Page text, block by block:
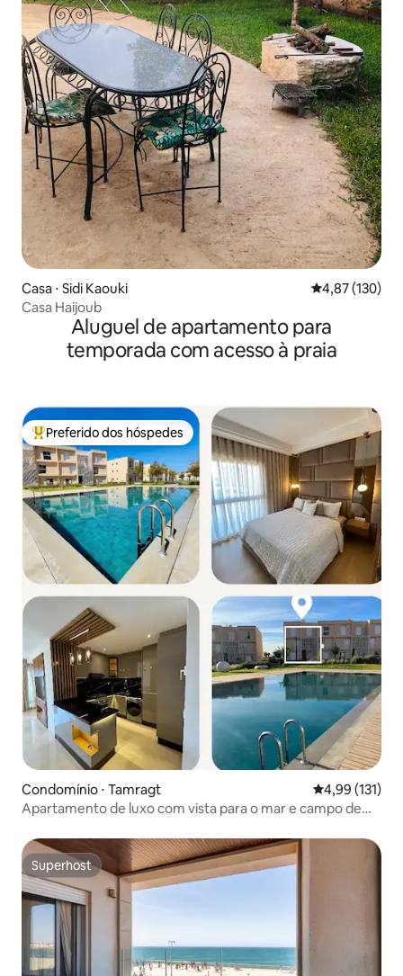
Casa ⋅ Sidi Kaouki 4,87 de uma
4,87 (130)
Casa Haijoub
Aluguel de apartamento para
temporada com acesso à praia
Entre os melhores preferidos dos hóspedes
Preferido dos hóspedes
Condomínio ⋅ Tamragt 4,99 de uma
4,99 (131)
Apartamento de luxo com vista para o mar e campo de
Superhost
Superhost